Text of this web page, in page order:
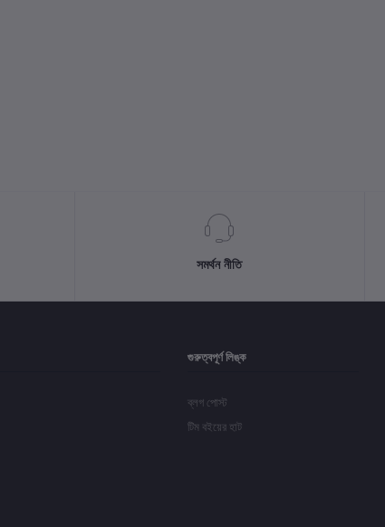
সমর্থন নীতি
গুরুত্বপূর্ণ লিঙ্ক
ব্লগ পোস্ট
টিম বইয়ের হাট